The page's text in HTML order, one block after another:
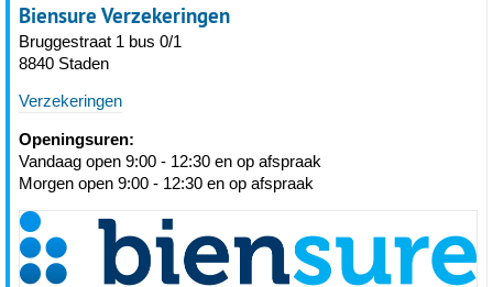
Biensure Verzekeringen
Bruggestraat 1 bus 0/1
8840 Staden
Verzekeringen
Openingsuren:
Vandaag open 9:00 - 12:30 en op afspraak
Morgen open 9:00 - 12:30 en op afspraak